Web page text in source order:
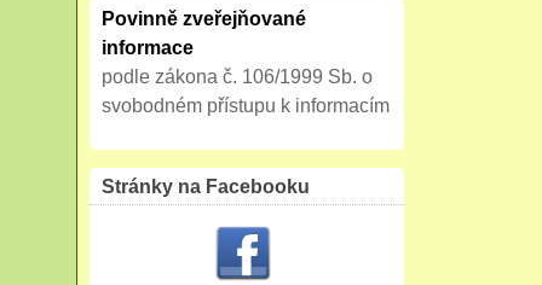
Povinně zveřejňované
informace
podle zákona č. 106/1999 Sb. o
svobodném přístupu k informacím
Stránky na Facebooku